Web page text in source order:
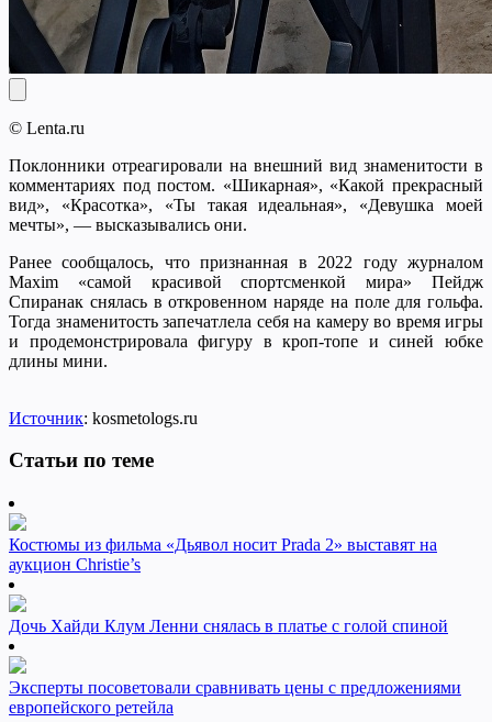
© Lenta.ru
Поклонники отреагировали на внешний вид знаменитости в
комментариях под постом. «Шикарная», «Какой прекрасный
вид», «Красотка», «Ты такая идеальная», «Девушка моей
мечты», — высказывались они.
Ранее сообщалось, что признанная в 2022 году журналом
Maxim «самой красивой спортсменкой мира» Пейдж
Спиранак снялась в откровенном наряде на поле для гольфа.
Тогда знаменитость запечатлела себя на камеру во время игры
и продемонстрировала фигуру в кроп-топе и синей юбке
длины мини.
Источник: kosmetologs.ru
Статьи по теме
Костюмы из фильма «Дьявол носит Prada 2» выставят на
аукцион Christie’s
Дочь Хайди Клум Ленни снялась в платье с голой спиной
Эксперты посоветовали сравнивать цены с предложениями
европейского ретейла